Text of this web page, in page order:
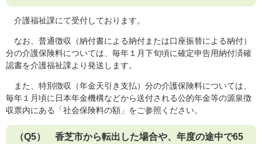
介護福祉課にて受付しております。
なお、普通徴収（納付書による納付または口座振替による納付）
分の介護保険料については、毎年１月下旬頃に確定申告用納付済確
認書を介護福祉課より発送します。
また、特別徴収（年金天引き支払）分の介護保険料については、
毎年１月頃に日本年金機構などから送付される公的年金等の源泉徴
収票内にある「社会保険料の額」をご参照ください。​
（Q5） 香芝市から転出した場合や、年度の途中で65